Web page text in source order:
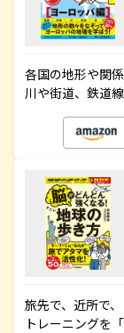
各国の地形や関
川や街道、鉄道
旅先で、近所で
トレーニングを